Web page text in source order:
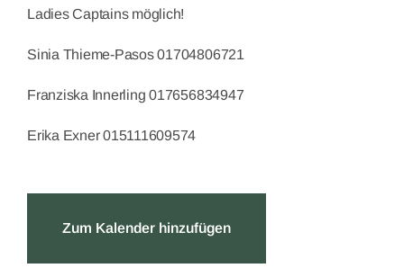
Ladies Captains möglich!
Sinia Thieme-Pasos 01704806721
Franziska Innerling 017656834947
Erika Exner 015111609574
Zum Kalender hinzufügen